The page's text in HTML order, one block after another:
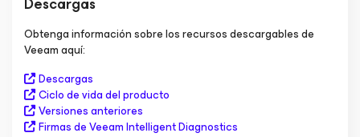
Obtenga información sobre los recursos descargables de
Veeam aquí:
Descargas
Ciclo de vida del producto
Versiones anteriores
Firmas de Veeam Intelligent Diagnostics